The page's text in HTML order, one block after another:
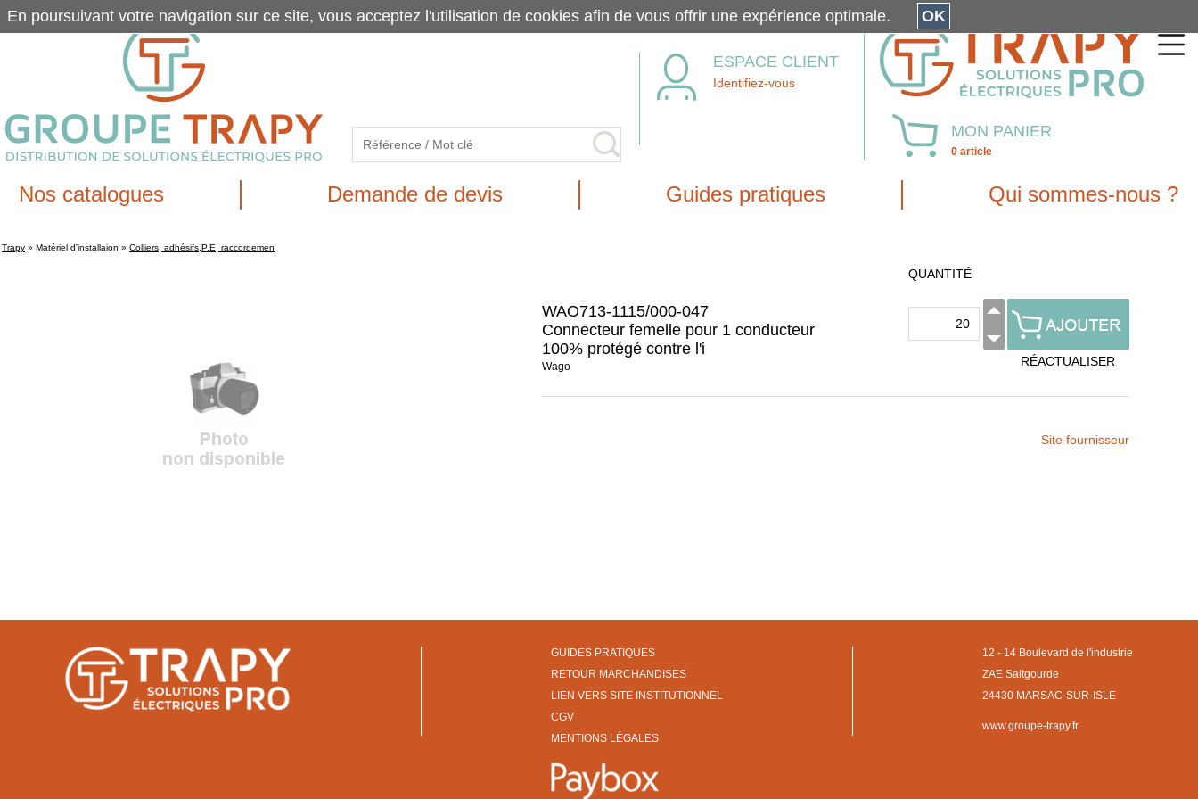
ESPACE CLIENT
Identifiez-vous
MON PANIER
0 article
Nos catalogues Demande de devis Guides pratiques Qui sommes-nous ?
Trapy » Matériel d'installaion » Colliers, adhésifs,P.E, raccordemen
WAO713-1115/000-047
Connecteur femelle pour 1 conducteur
100% protégé contre l'i
Wago
QUANTITÉ
RÉACTUALISER
Site fournisseur
GUIDES PRATIQUES
RETOUR MARCHANDISES
LIEN VERS SITE INSTITUTIONNEL
CGV
MENTIONS LÉGALES
12 - 14 Boulevard de l'industrie
ZAE Saltgourde
24430 MARSAC-SUR-ISLE
www.groupe-trapy.fr
En poursuivant votre navigation sur ce site, vous acceptez l'utilisation de cookies afin de vous offrir une expérience optimale. OK